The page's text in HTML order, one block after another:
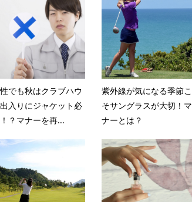
でも秋はクラブハウ
入りにジャケット必
？マナーを再...
紫外線が気になる季節こ
そサングラスが大切！マ
ナーとは？